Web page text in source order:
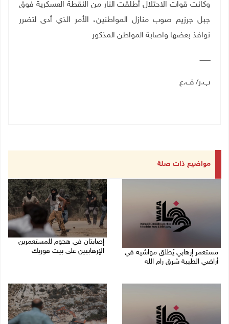
وكانت قوات الاحتلال أطلقت النار من النقطة العسكرية فوق
جبل جرزيم صوب منازل المواطنين، الأمر الذي أدى لتضرر
نوافذ بعضها واصابة المواطن المذكور
ــــــــــ
ب.ر/ ف.ع
مواضيع ذات صلة
مستعمر إرهابي يُطلق مواشيه في
أراضي الطيبة شرق رام الله
إصابتان في هجوم للمستعمرين
الإرهابيين على بيت فوريك